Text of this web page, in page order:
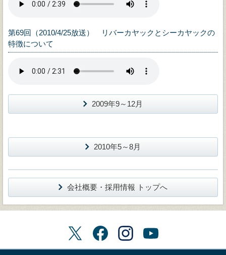
第69回（2010/4/25放送） リバーカヤックとシーカヤックの
特徴について
2009年9～12月
2010年5～8月
会社概要・採用情報 トップへ